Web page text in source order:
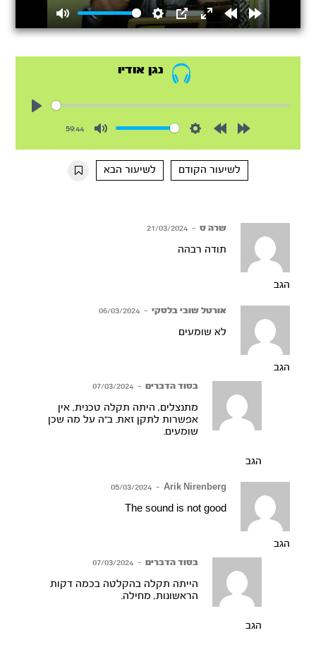
Mute Settings
PIP
EnterRewindForward
נגן אודיו
59:44
10s
10s
לשיעור הקודם
לשיעור הבא
שרה ס –
21/03/2024
תודה רבהה
הגב
אורטל שובי בלסקי –
06/03/2024
לא שומעים
הגב
בסוד הדברים –
07/03/2024
מתנצלים, היתה תקלה טכנית, אין
אפשרות לתקן זאת. ב”ה על מה שכן
שומעים.
הגב
Arik Nirenberg
–
05/03/2024
The sound is not good
הגב
בסוד הדברים –
07/03/2024
הייתה תקלה בהקלטה בכמה דקות
הראשונות, מחילה.
הגב